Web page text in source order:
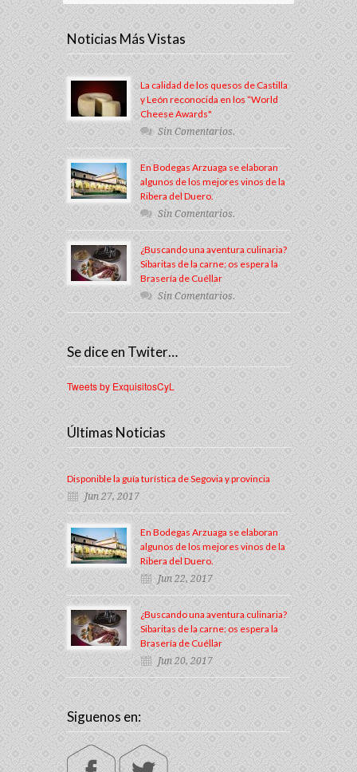
Noticias Más Vistas
La calidad de los quesos de Castilla
y León reconocida en los “World
Cheese Awards"
Sin Comentarios.
En Bodegas Arzuaga se elaboran
algunos de los mejores vinos de la
Ribera del Duero.
Sin Comentarios.
¿Buscando una aventura culinaria?
Sibaritas de la carne: os espera la
Brasería de Cuéllar
Sin Comentarios.
Se dice en Twiter…
Tweets by ExquisitosCyL
Últimas Noticias
Disponible la guía turística de Segovia y provincia
Jun 27, 2017
En Bodegas Arzuaga se elaboran
algunos de los mejores vinos de la
Ribera del Duero.
Jun 22, 2017
¿Buscando una aventura culinaria?
Sibaritas de la carne: os espera la
Brasería de Cuéllar
Jun 20, 2017
Siguenos en: